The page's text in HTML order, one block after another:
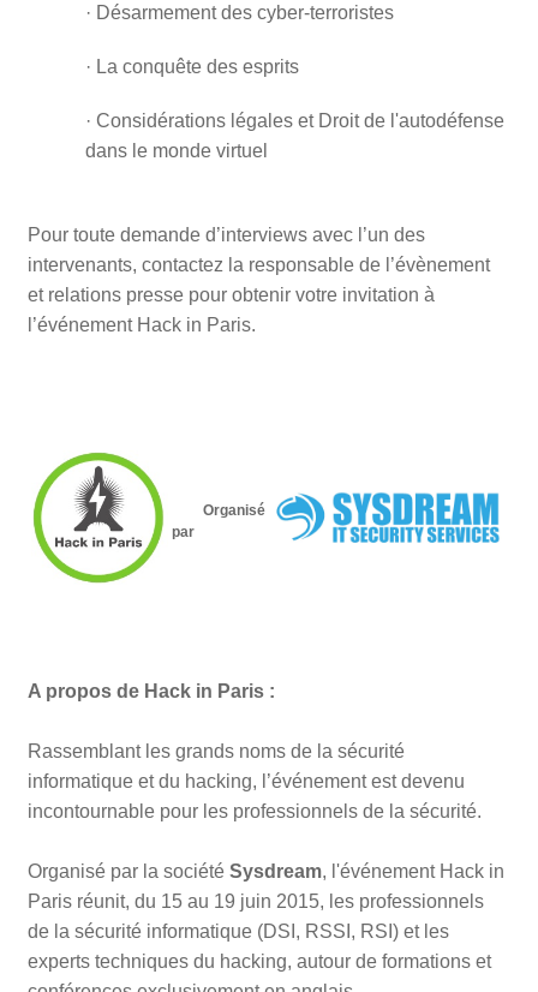
· Désarmement des cyber-terroristes
· La conquête des esprits
· Considérations légales et Droit de l'autodéfense
dans le monde virtuel
Pour toute demande d’interviews avec l’un des
intervenants, contactez la responsable de l’évènement
et relations presse pour obtenir votre invitation à
l’événement Hack in Paris.
Organisé
par
A propos de Hack in Paris :
Rassemblant les grands noms de la sécurité
informatique et du hacking, l’événement est devenu
incontournable pour les professionnels de la sécurité.
Organisé par la sociétéSysdream, l'événement Hack in
Paris réunit, du 15 au 19 juin 2015, les professionnels
de la sécurité informatique (DSI, RSSI, RSI) et les
experts techniques du hacking, autour de formations et